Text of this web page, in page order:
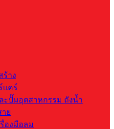
ร้าง
แคร์
ะปั๊มอุตสาหกรรม ถังน้ำ
าย
องมือลม